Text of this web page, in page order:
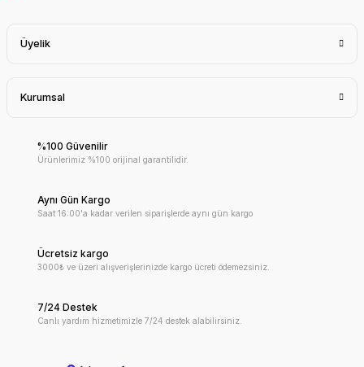
Üyelik
Kurumsal
%100 Güvenilir
Ürünlerimiz %100 orijinal garantilidir.
Aynı Gün Kargo
Saat 16:00'a kadar verilen siparişlerde aynı gün kargo
Ücretsiz kargo
3000₺ ve üzeri alışverişlerinizde kargo ücreti ödemezsiniz.
7/24 Destek
Canlı yardım hizmetimizle 7/24 destek alabilirsiniz.